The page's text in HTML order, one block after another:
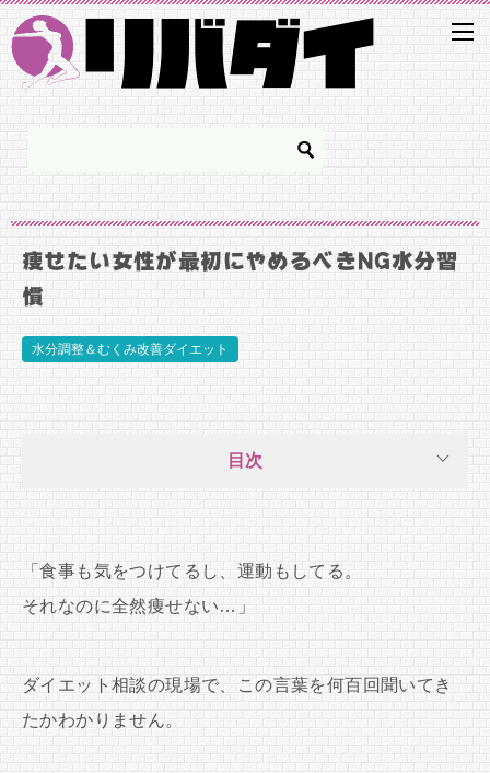
痩せたい女性が最初にやめるべきNG水分習
慣
水分調整＆むくみ改善ダイエット
目次
「食事も気をつけてるし、運動もしてる。
それなのに全然痩せない…」
ダイエット相談の現場で、この言葉を何百回聞いてき
たかわかりません。